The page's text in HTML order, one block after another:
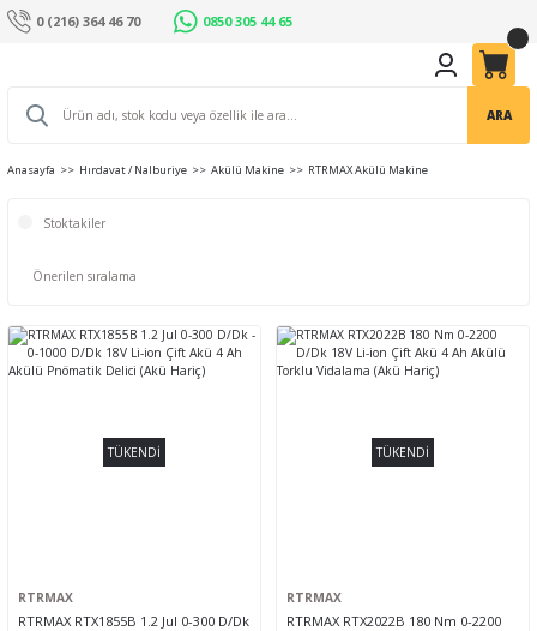
0 (216) 364 46 70 0850 305 44 65
ARA
Anasayfa Hırdavat / Nalburiye Akülü Makine RTRMAX Akülü Makine
Stoktakiler
TÜKENDİ
RTRMAX
RTRMAX RTX1855B 1.2 Jul 0-300 D/Dk
TÜKENDİ
RTRMAX
RTRMAX RTX2022B 180 Nm 0-2200